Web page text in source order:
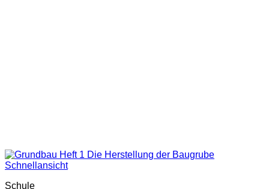
Schnellansicht
Schule